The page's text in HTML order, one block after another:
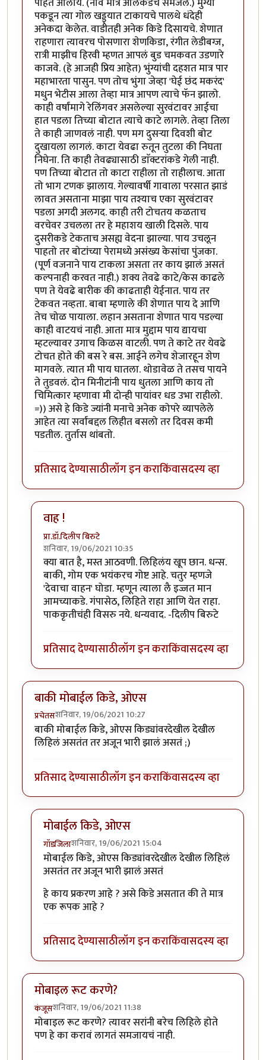
पकडून त्या गोल खड्ड्यात टाकायचे पालथे धंदेही
अनेकदा केलेत. वाडीतही अनेक किडे दिसायचे. शेणात
राहणारा त्यावरच पोसणारा शेणकिडा, रंगीत लेडीबग्ज,
रात्री माझीच हिरवी म्हणत आपलं बुड चमकवत उडणारे
काजवे. (हे आजही प्रिय आहेत) भुंग्यांची दहशत मात्र पार
महाभारता पासुन. पण तोच भुंगा जेव्हा 'घेई छंद मकरंद'
मधुन भेटीस आला तेव्हा मात्र आपण त्याचे फॅन झालो.
काही वर्षांमागे रेलिंगवर असलेल्या सुरवंटावर आईचा
हात पडला तिच्या बोटात त्याचे काटे लागले. तेव्हा तिला
ते काही जाणवलं नाही. पण मग दुसऱ्या दिवशी बोट
दुखायला लागलं. काटा येवढा रुतून तुटला की निघता
निघेना. ति काही तेवढ्यासाठी डाॅक्टरांकडे गेली नाही.
पण तिच्या बोटात तो काटा राहीला तो राहीलाच. आता
तो भाग टणक झालाय. गेल्यावर्षी गावाला परसात झाडं
लावत असताना माझा पाय तश्याच एका सुरवंटावर
पडला अगदी अलगद. काही तरी टोचतय कळताच
वरचेवर उचलला तर हे महाशय खाली दिसले. पाय
दुसरीकडे टेकताच असह्य वेदना झाल्या. पाय उचलून
पाहतो तर बोटांच्या पेरामध्ये असंख्य केसांचा पुंजका.
(पूर्ण वजनाने पाय टाकला असता तर काय झालं असतं
कल्पनाही करवत नाही.) शक्य तेवढे काटे/केस काढले
पण ते येवढे बारीक की काढताही येईनात. पाय तर
टेकवत नव्हता. बाबा म्हणाले की शेणात पाय दे आणि
तेच चोळ पायाला. लहान असताना शेणात पाय पडल्या
काही वाटयचं नाही. आता मात्र मुद्दाम पाय द्यायचा
म्हटल्यावर उगाच किळस वाटली. पण ते काटे तर येवढे
टोचत होते की बस रे बस. आईने लगेच शेजारहून शेण
मागवले. त्यात मी पाय घातला. थोडावेळ ते तसच पायने
ते तुडवलं. दोन मिनीटांनी पाय धुतला आणि काय तो
चिमित्कार म्हणावा मी दोन्ही पायांवर धड उभा राहीलो.
=)) असे हे किडे ज्यांनी मनाचे अनेक कोपरे व्यापलेले
आहेत त्या सर्वांबद्दल लिहीत बसलो तर दिवस कमी
पडतील. तुर्तास थांबतो.
प्रतिसाद देण्यासाठीलॉग इन कराकिंवासदस्य व्हा
वाह !
प्रा.डॉ.दिलीप बिरुटे
शनिवार, 19/06/2021 10:35
In reply toहाॅलिवूडच्या काही अप्रतिमbyगणपा
क्या बात है, मस्त आठवणी. लिहिलंय खूप छान. धन्स.
बाकी, गोम एक भयंकरच गोष्ट आहे. चतुर म्हणजे
'देवाचा वाहन' घोडा. म्हणून त्याला लै इज्जत मान
आमच्याकडे. गंपासेठ, लिहिते राहा आणि येत राहा.
पाककृतीचंही विसरु नये. धन्यवाद. -दिलीप बिरुटे
प्रतिसाद देण्यासाठीलॉग इन कराकिंवासदस्य व्हा
बाकी मोबाईल किडे, ओएस
प्रचेतसशनिवार, 19/06/2021 10:27
बाकी मोबाईल किडे, ओएस किड्यांवरदेखील देखील
लिहिलं असतंत तर अजून भारी झालं असतं ;)
प्रतिसाद देण्यासाठीलॉग इन कराकिंवासदस्य व्हा
मोबाईल किडे, ओएस
गॉडजिलाशनिवार, 19/06/2021 15:04
In reply toबाकी मोबाईल किडे, ओएसbyप्रचेतस
मोबाईल किडे, ओएस किड्यांवरदेखील देखील लिहिलं
असतंत तर अजून भारी झालं असतं
हे काय प्रकरण आहे ? असे किडे असतात की ते मात्र
एक रूपक आहे ?
प्रतिसाद देण्यासाठीलॉग इन कराकिंवासदस्य व्हा
मोबाइल रूट करणे?
कंजूसशनिवार, 19/06/2021 11:38
मोबाइल रूट करणे? त्यावर सरांनी बरेच लिहिले होते
पण हे का करावं लागतं समजायचं नाही.